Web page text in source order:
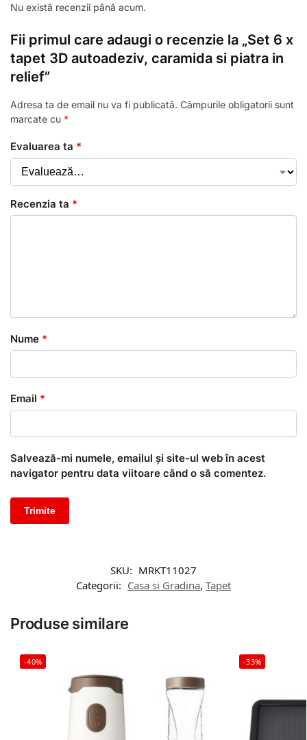
Nu există recenzii până acum.
Fii primul care adaugi o recenzie la „Set 6 x
tapet 3D autoadeziv, caramida si piatra in
relief”
Adresa ta de email nu va fi publicată. Câmpurile obligatorii sunt
marcate cu *
Evaluarea ta *
Recenzia ta *
Nume *
Email *
Salvează-mi numele, emailul și site-ul web în acest
navigator pentru data viitoare când o să comentez.
SKU: MRKT11027
Categorii: Casa si Gradina, Tapet
Produse similare
-40% -33%